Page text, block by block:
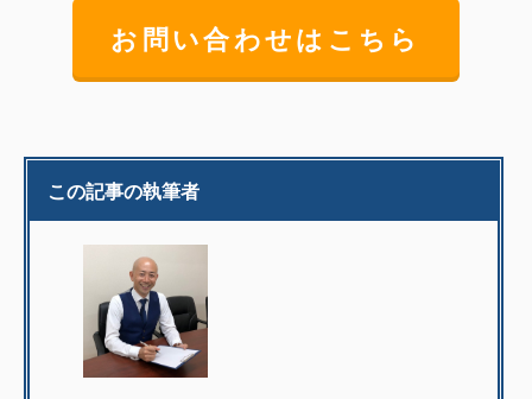
お問い合わせはこちら
この記事の執筆者